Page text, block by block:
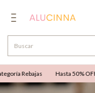
Rebajas Hasta 50% OFF